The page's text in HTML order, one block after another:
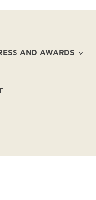
AND AWARDS